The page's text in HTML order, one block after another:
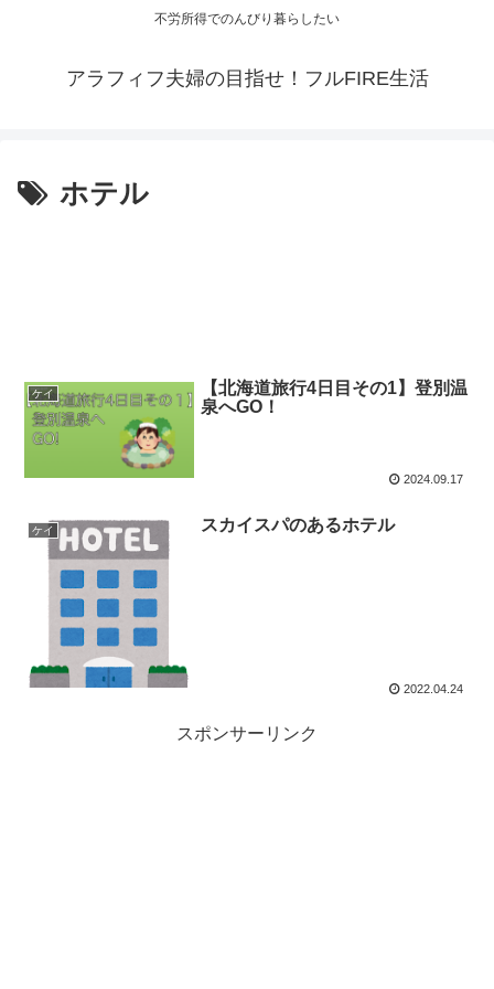
不労所得でのんびり暮らしたい
アラフィフ夫婦の目指せ！フルFIRE生活
ホテル
ケイ
【北海道旅行4日目その1】登別温
泉へGO！
2024.09.17
ケイ スカイスパのあるホテル
2022.04.24
スポンサーリンク